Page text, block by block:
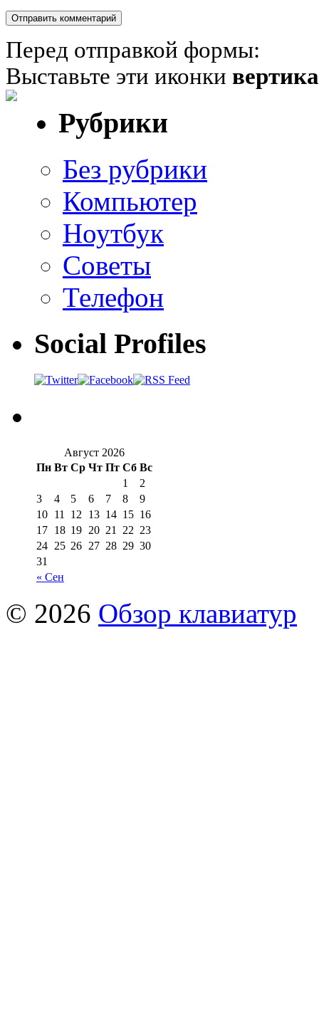
Перед отправкой формы:
Выставьте эти иконки
Рубрики
Без рубрики
Компьютер
Ноутбук
Советы
Телефон
Social Profiles
Август 2026
Пн Вт Ср Чт Пт Сб Вс
« Сен
1
2
3
4 5 6 7 8
9
10 11 12 13 14 15 16
17 18 19 20 21 22 23
24 25 26 27 28 29 30
31
© 2026 Обзор клавиатур